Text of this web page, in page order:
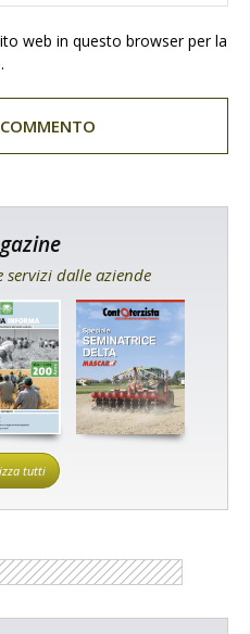
web in questo browser per la
servizi dalle aziende
tutti